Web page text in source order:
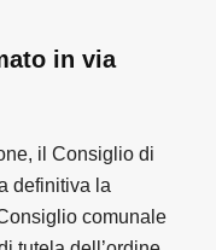
in via
il Consiglio di
definitiva la
comunale